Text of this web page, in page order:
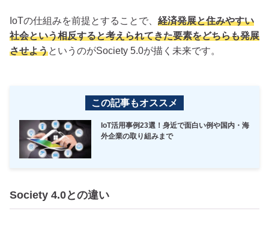
IoTの仕組みを前提とすることで、 経済発展と住みやすい
社会という相反すると考えられてきた要素をどちらも発展
させようというのがSociety 5.0が描く未来です。
この記事もオススメ
IoT活用事例23選！身近で面白い例や国内・海
外企業の取り組みまで
Society 4.0との違い